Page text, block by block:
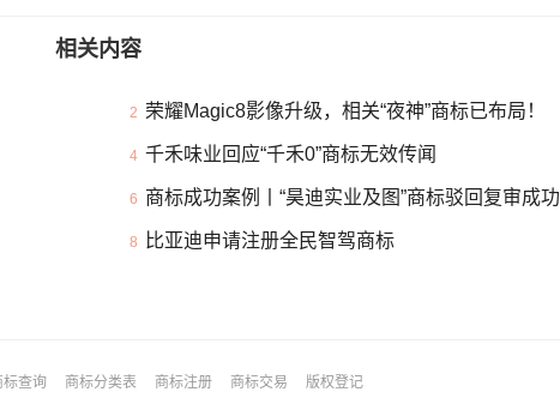
相关内容
2 荣耀Magic8影像升级，相关“夜神”商标已布局！
4 千禾味业回应“千禾0”商标无效传闻
6 商标成功案例丨“昊迪实业及图”商标驳回复审成功
8 比亚迪申请注册全民智驾商标
标查询 商标分类表 商标注册 商标交易 版权登记